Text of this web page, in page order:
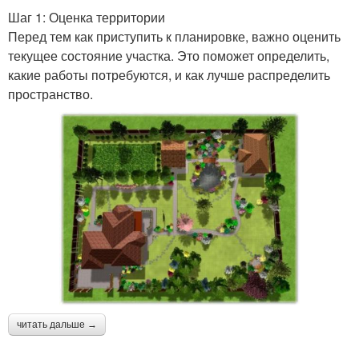
Шаг 1: Оценка территории
Перед тем как приступить к планировке, важно оценить
текущее состояние участка. Это поможет определить,
какие работы потребуются, и как лучше распределить
пространство.
читать дальше →